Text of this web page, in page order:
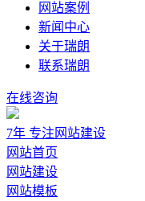
网站案例
新闻中心
关于瑞朗
联系瑞朗
在线咨询
7年 专注网站建设
网站首页
网站建设
网站模板